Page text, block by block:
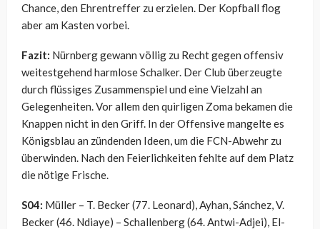
Chance, den Ehrentreffer zu erzielen. Der Kopfball flog
aber am Kasten vorbei.
Fazit: Nürnberg gewann völlig zu Recht gegen offensiv
weitestgehend harmlose Schalker. Der Club überzeugte
durch flüssiges Zusammenspiel und eine Vielzahl an
Gelegenheiten. Vor allem den quirligen Zoma bekamen die
Knappen nicht in den Griff. In der Offensive mangelte es
Königsblau an zündenden Ideen, um die FCN-Abwehr zu
überwinden. Nach den Feierlichkeiten fehlte auf dem Platz
die nötige Frische.
S04: Müller – T. Becker (77. Leonard), Ayhan, Sánchez, V.
Becker (46. Ndiaye) – Schallenberg (64. Antwi-Adjei), El-